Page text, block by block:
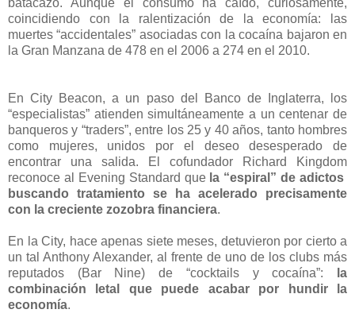
batacazo. Aunque el consumo ha caído, curiosamente,
coincidiendo con la ralentización de la economía: las
muertes “accidentales” asociadas con la cocaína bajaron en
la Gran Manzana de 478 en el 2006 a 274 en el 2010.
En City Beacon, a un paso del Banco de Inglaterra, los
“especialistas” atienden simultáneamente a un centenar de
banqueros y “traders”, entre los 25 y 40 años, tanto hombres
como mujeres, unidos por el deseo desesperado de
encontrar una salida. El cofundador Richard Kingdom
reconoce al Evening Standard quela “espiral” de adictos
buscando tratamiento se ha acelerado precisamente
con la creciente zozobra financiera.
En la City, hace apenas siete meses, detuvieron por cierto a
un tal Anthony Alexander, al frente de uno de los clubs más
reputados (Bar Nine) de “cocktails y cocaína”: la
combinación letal que puede acabar por hundir la
economía.